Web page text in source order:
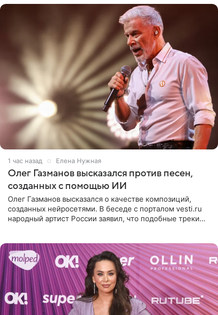
1 час назад Елена Нужная
Олег Газманов высказался против песен,
созданных с помощью ИИ
Олег Газманов высказался о качестве композиций,
созданных нейросетями. В беседе с порталом vesti.ru
народный артист России заявил, что подобные треки